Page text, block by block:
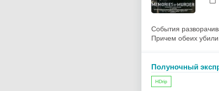
События
Причем обеих
Полуночный
HDrip